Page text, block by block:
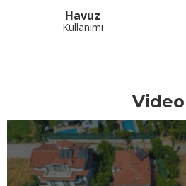
Havuz
Kullanımı
Video